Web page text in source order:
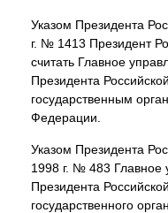
Указом Президента
г. № 1413 Президент
считать Главное
Президента
государственным
Федерации.
Указом Президента
1998 г. № 483 Главное
Президента
государственного